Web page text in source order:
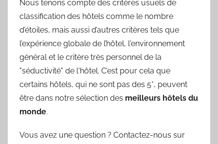
Nous tenons compte des critères usuels de
classification des hôtels comme le nombre
d’étoiles, mais aussi d’autres critères tels que
l’expérience globale de l’hôtel, l'environnement
général et le critère très personnel de la
"séductivité" de l'hôtel. C’est pour cela que
certains hôtels, qui ne sont pas des 5*, peuvent
être dans notre sélection des meilleurs hôtels du
monde.
Vous avez une question ? Contactez-nous sur